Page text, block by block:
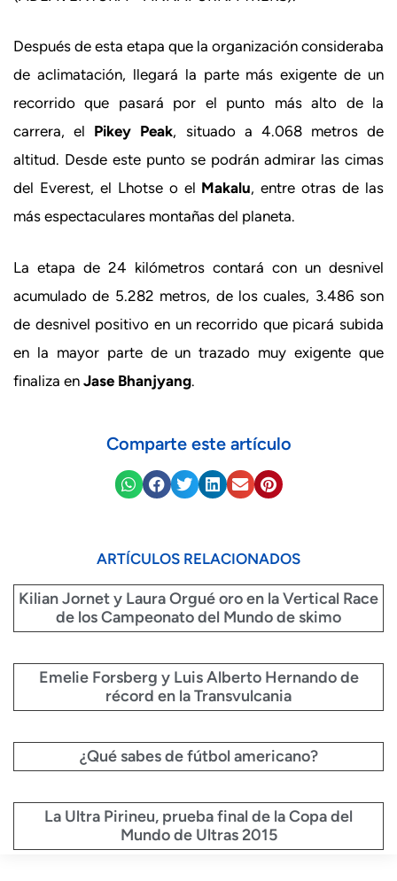
Después de esta etapa que la organización consideraba
de aclimatación, llegará la parte más exigente de un
recorrido que pasará por el punto más alto de la
carrera, el Pikey Peak, situado a 4.068 metros de
altitud. Desde este punto se podrán admirar las cimas
del Everest, el Lhotse o el Makalu, entre otras de las
más espectaculares montañas del planeta.
La etapa de 24 kilómetros contará con un desnivel
acumulado de 5.282 metros, de los cuales, 3.486 son
de desnivel positivo en un recorrido que picará subida
en la mayor parte de un trazado muy exigente que
finaliza en Jase Bhanjyang.
Comparte este artículo
ARTÍCULOS RELACIONADOS
Kilian Jornet y Laura Orgué oro en la Vertical Race
de los Campeonato del Mundo de skimo
Emelie Forsberg y Luis Alberto Hernando de
récord en la Transvulcania
¿Qué sabes de fútbol americano?
La Ultra Pirineu, prueba final de la Copa del
Mundo de Ultras 2015